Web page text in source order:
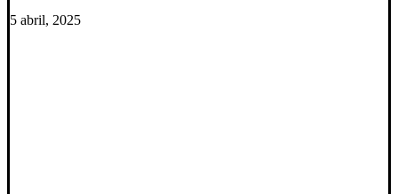
5 abril, 2025